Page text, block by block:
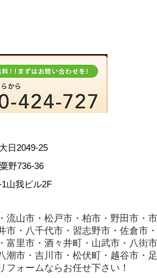
2049-25
野736-36
我ビル2F
山市・松戸市・柏市・野田市・市
市・八千代市・習志野市・佐倉市
富里市・酒々井町・山武市・八街市
潮市・吉川市・松伏町・越谷市・
フォームならお任せ下さい！